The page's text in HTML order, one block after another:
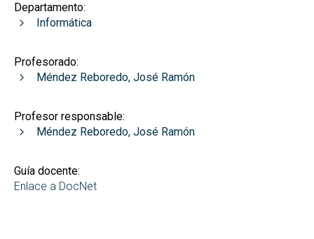
Departamento:
Informática
Profesorado:
Méndez Reboredo, José Ramón
Profesor responsable:
Méndez Reboredo, José Ramón
Guía docente:
Enlace a DocNet